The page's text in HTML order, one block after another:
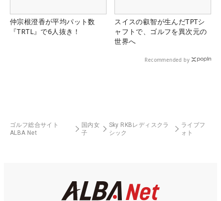
仲宗根澄香が平均パット数
『TRTL』で6人抜き！
スイスの叡智が生んだTPTシ
ャフトで、ゴルフを異次元の
世界へ
Recommended by
ゴルフ総合サイト
ALBA Net
国内女
子
Sky RKBレディスクラ
シック
ライブフ
ォト